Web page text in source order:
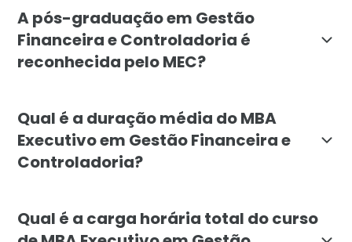
A pós-graduação em Gestão
Financeira e Controladoria é
reconhecida pelo MEC?
Qual é a duração média do MBA
Executivo em Gestão Financeira e
Controladoria?
Qual é a carga horária total do curso